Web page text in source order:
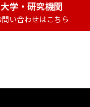
大学・研究機関
問い合わせはこちら